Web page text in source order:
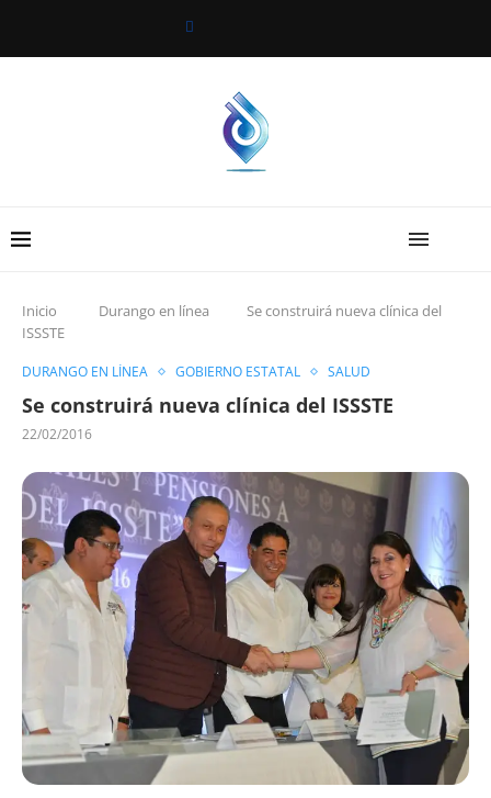
Inicio Durango en línea
Se construirá nueva clínica del
ISSSTE
DURANGO EN LÍNEA GOBIERNO ESTATAL SALUD
Se construirá nueva clínica del ISSSTE
22/02/2016